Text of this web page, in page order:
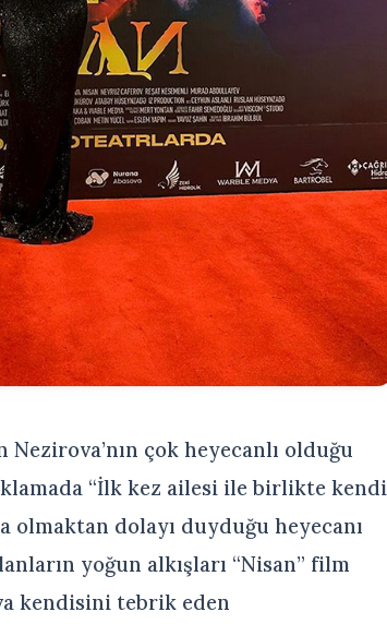
çok heyecanlı olduğu
“İlk kez ailesi ile birlikte kendi
olmaktan dolayı duyduğu heyecanı
yoğun alkışları “Nisan” film
kendisini tebrik eden